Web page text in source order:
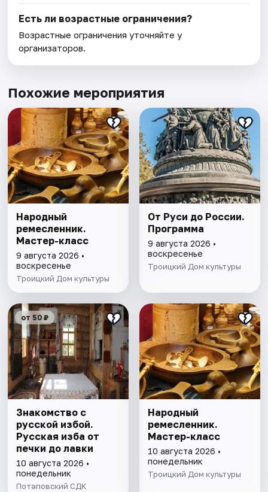
Есть ли возрастные ограничения?
Возрастные ограничения уточняйте у
организаторов.
Похожие мероприятия
Народный
ремесленник.
Мастер-класс
9 августа 2026 •
воскресенье
Троицкий Дом культуры
От Руси до России.
Программа
9 августа 2026 •
воскресенье
Троицкий Дом культуры
от 50 ₽
Знакомство с
русской избой.
Русская изба от
печки до лавки
10 августа 2026 •
понедельник
Потаповский СДК
Народный
ремесленник.
Мастер-класс
10 августа 2026 •
понедельник
Троицкий Дом культуры